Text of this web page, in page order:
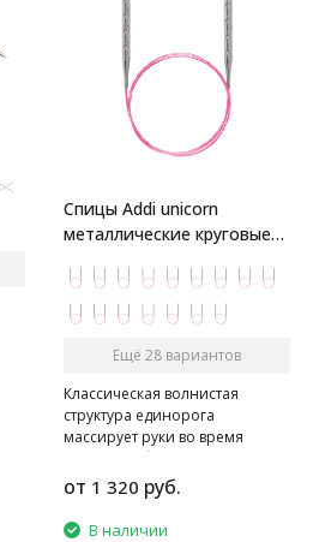
Спицы Addi unicorn
металлические круговые
Ещё 28 вариантов
Классическая волнистая
структура единорога
массирует руки во время
вязания, а блестящая,
переливающаяся поверхность
придает спицам addi с Basic
наконечниками элегантность.
от 1 320 руб.
В наличии